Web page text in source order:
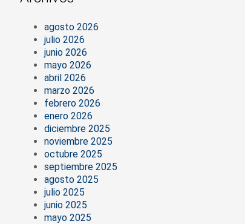
agosto 2026
julio 2026
junio 2026
mayo 2026
abril 2026
marzo 2026
febrero 2026
enero 2026
diciembre 2025
noviembre 2025
octubre 2025
septiembre 2025
agosto 2025
julio 2025
junio 2025
mayo 2025